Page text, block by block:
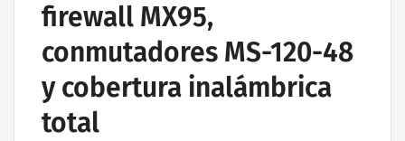
firewall MX95,
conmutadores MS-120-48
y cobertura inalámbrica
total